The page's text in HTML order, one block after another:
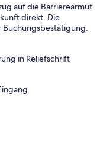
auf die Barrierearmut
direkt. Die
in Reliefschrift